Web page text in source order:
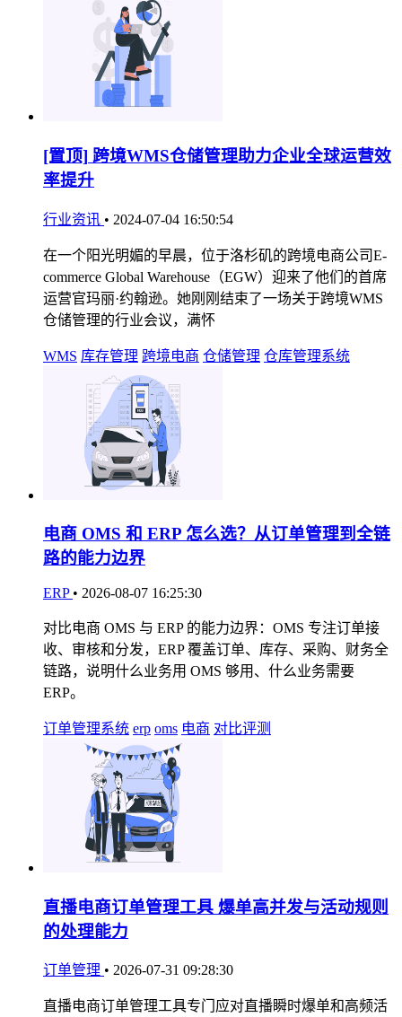
[置顶] 跨境WMS仓储管理助力企业全球运营效
率提升
行业资讯 • 2024-07-04 16:50:54
在一个阳光明媚的早晨，位于洛杉矶的跨境电商公司E-
commerce Global Warehouse（EGW）迎来了他们的首席
运营官玛丽·约翰逊。她刚刚结束了一场关于跨境WMS
仓储管理的行业会议，满怀
WMS 库存管理 跨境电商 仓储管理 仓库管理系统
电商 OMS 和 ERP 怎么选？从订单管理到全链
路的能力边界
ERP • 2026-08-07 16:25:30
对比电商 OMS 与 ERP 的能力边界：OMS 专注订单接
收、审核和分发，ERP 覆盖订单、库存、采购、财务全
链路，说明什么业务用 OMS 够用、什么业务需要
ERP。
订单管理系统 erp oms 电商 对比评测
直播电商订单管理工具 爆单高并发与活动规则
的处理能力
订单管理 • 2026-07-31 09:28:30
直播电商订单管理工具专门应对直播瞬时爆单和高频活